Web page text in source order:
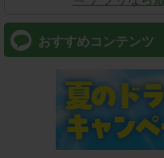
おすすめコンテンツ